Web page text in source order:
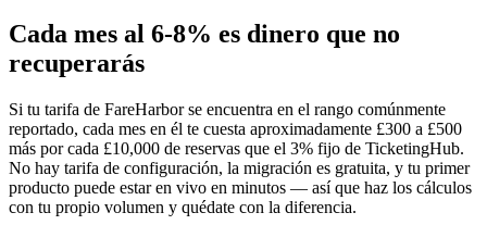
Cada mes al 6-8% es dinero que no
recuperarás
Si tu tarifa de FareHarbor se encuentra en el rango comúnmente
reportado, cada mes en él te cuesta aproximadamente £300 a £500
más por cada £10,000 de reservas que el 3% fijo de TicketingHub.
No hay tarifa de configuración, la migración es gratuita, y tu primer
producto puede estar en vivo en minutos — así que haz los cálculos
con tu propio volumen y quédate con la diferencia.